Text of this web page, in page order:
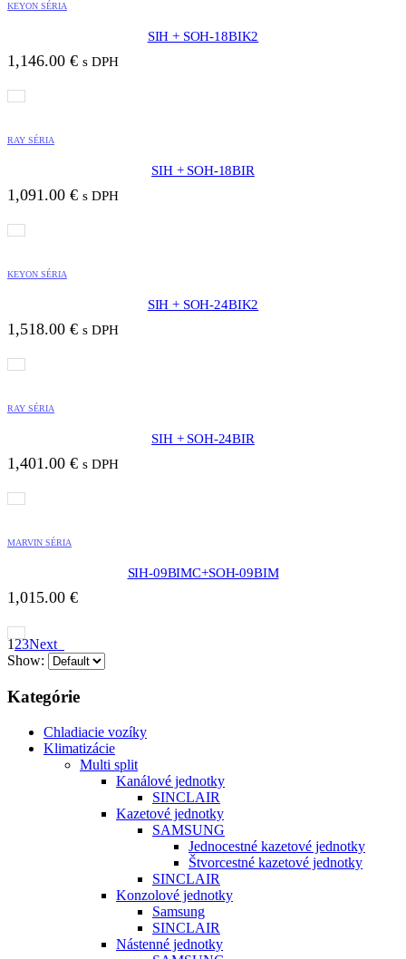
KEYON SÉRIA
SIH + SOH-18BIK2
1,146.00 € s DPH
RAY SÉRIA
SIH + SOH-18BIR
1,091.00 € s DPH
KEYON SÉRIA
SIH + SOH-24BIK2
1,518.00 € s DPH
RAY SÉRIA
SIH + SOH-24BIR
1,401.00 € s DPH
MARVIN SÉRIA
SIH-09BIMC+SOH-09BIM
1,015.00 €
123Next
Show:
Kategórie
Chladiacie vozíky
Klimatizácie
Multi split
Kanálové jednotky
SINCLAIR
Kazetové jednotky
SAMSUNG
Jednocestné kazetové jednotky
Štvorcestné kazetové jednotky
SINCLAIR
Konzolové jednotky
Samsung
SINCLAIR
Nástenné jednotky